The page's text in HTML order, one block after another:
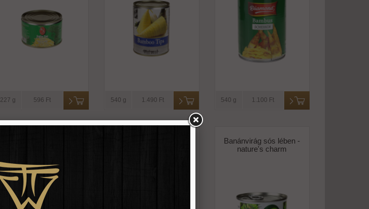
227 g 596 Ft 540 g 1.490 Ft 540 g 1.100 Ft
Banánvirág sós lében -
nature's charm